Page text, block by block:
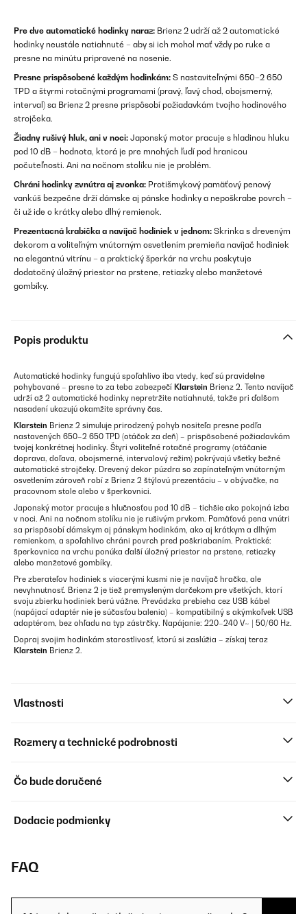
Pre dve automatické hodinky naraz: Brienz 2 udrží až 2 automatické
hodinky neustále natiahnuté – aby si ich mohol mať vždy po ruke a
presne na minútu pripravené na nosenie.
Presne prispôsobené každým hodinkám: S nastaviteľnými 650–2 650
TPD a štyrmi rotačnými programami (pravý, ľavý chod, obojsmerný,
interval) sa Brienz 2 presne prispôsobí požiadavkám tvojho hodinového
strojčeka.
Žiadny rušivý hluk, ani v noci: Japonský motor pracuje s hladinou hluku
pod 10 dB – hodnota, ktorá je pre mnohých ľudí pod hranicou
počuteľnosti. Ani na nočnom stolíku nie je problém.
Chráni hodinky zvnútra aj zvonka: Protišmykový pamäťový penový
vankúš bezpečne drží dámske aj pánske hodinky a nepoškrabe povrch –
či už ide o krátky alebo dlhý remienok.
Prezentacná krabička a navíjač hodiniek v jednom: Skrinka s dreveným
dekorom a voliteľným vnútorným osvetlením premieňa navíjač hodiniek
na elegantnú vitrínu – a praktický šperkár na vrchu poskytuje
dodatočný úložný priestor na prstene, retiazky alebo manžetové
gombíky.
Popis produktu
Automatické hodinky fungujú spoľahlivo iba vtedy, keď sú pravidelne
pohybované – presne to za teba zabezpečí Klarstein Brienz 2. Tento navíjač
udrží až 2 automatické hodinky nepretržite natiahnuté, takže pri ďalšom
nasadení ukazujú okamžite správny čas.
Klarstein Brienz 2 simuluje prirodzený pohyb nositeľa presne podľa
nastavených 650–2 650 TPD (otáčok za deň) – prispôsobené požiadavkám
tvojej konkrétnej hodinky. Štyri voliteľné rotačné programy (otáčanie
doprava, doľava, obojsmerné, intervalový režim) pokrývajú všetky bežné
automatické strojčeky. Drevený dekor púzdra so zapínateľným vnútorným
osvetlením zároveň robí z Brienz 2 štýlovú prezentáciu – v obývačke, na
pracovnom stole alebo v šperkovnici.
Japonský motor pracuje s hlučnosťou pod 10 dB – tichšie ako pokojná izba
v noci. Ani na nočnom stolíku nie je rušivým prvkom. Pamäťová pena vnútri
sa prispôsobí dámskym aj pánskym hodinkám, ako aj krátkym a dlhým
remienkom, a spoľahlivo chráni povrch pred poškriabaním. Praktické:
šperkovnica na vrchu ponúka ďalší úložný priestor na prstene, retiazky
alebo manžetové gombíky.
Pre zberateľov hodiniek s viacerými kusmi nie je navíjač hračka, ale
nevyhnutnosť. Brienz 2 je tiež premysleným darčekom pre všetkých, ktorí
svoju zbierku hodiniek berú vážne. Prevádzka prebieha cez USB kábel
(napájací adaptér nie je súčasťou balenia) – kompatibilný s akýmkoľvek USB
adaptérom, bez ohľadu na typ zástrčky. Napájanie: 220–240 V~ | 50/60 Hz.
Dopraj svojim hodinkám starostlivosť, ktorú si zaslúžia – získaj teraz
Klarstein Brienz 2.
Vlastnosti
Rozmery a technické podrobnosti
Čo bude doručené
Dodacie podmienky
FAQ